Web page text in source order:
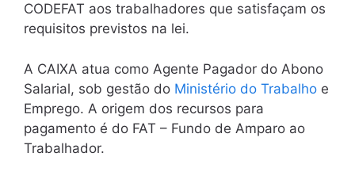
CODEFAT aos trabalhadores que satisfaçam os
requisitos previstos na lei.
A CAIXA atua como Agente Pagador do Abono
Salarial, sob gestão do Ministério do Trabalho e
Emprego. A origem dos recursos para
pagamento é do FAT – Fundo de Amparo ao
Trabalhador.